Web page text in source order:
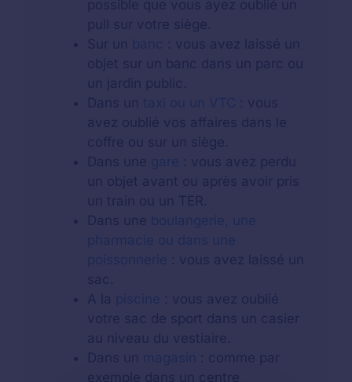
possible que vous ayez oublié un
pull sur votre siège.
Sur un banc : vous avez laissé un
objet sur un banc dans un parc ou
un jardin public.
Dans un taxi ou un VTC : vous
avez oublié vos affaires dans le
coffre ou sur un siège.
Dans une gare : vous avez perdu
un objet avant ou après avoir pris
un train ou un TER.
Dans une boulangerie, une
pharmacie ou dans une
poissonnerie : vous avez laissé un
sac.
A la piscine : vous avez oublié
votre sac de sport dans un casier
au niveau du vestiaire.
Dans un magasin : comme par
exemple dans un centre